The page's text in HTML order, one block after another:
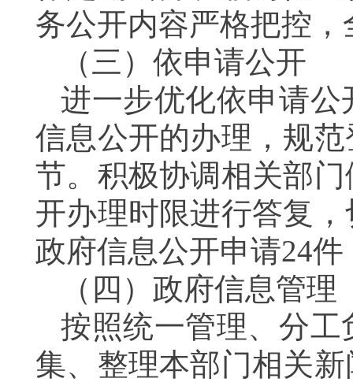
务公开内容严格把控
（三）依申请公开
进一步优化依申请
信息公开的办理，规
节。积极协调相关部
开办理时限进行答复
政府信息公开申请24
（四）政府信息管理
按照统一管理、分
集、整理本部门相关